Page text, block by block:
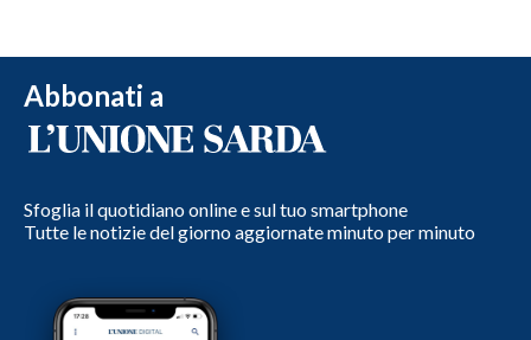
Abbonati a
Sfoglia il quotidiano online e sul tuo smartphone
Tutte le notizie del giorno aggiornate minuto per minuto